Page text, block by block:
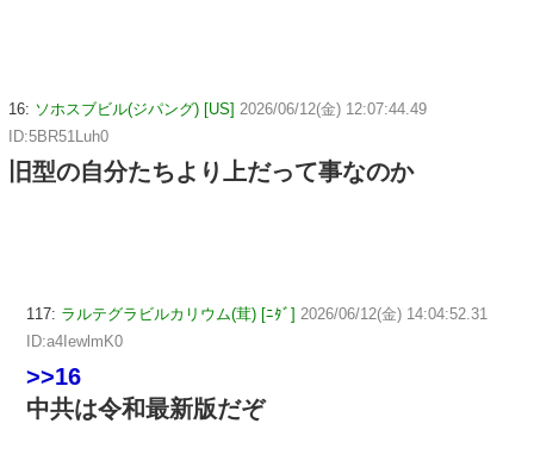
16: ソホスブビル(ジパング) [US] 2026/06/12(金) 12:07:44.49
ID:5BR51Luh0
旧型の自分たちより上だって事なのか
117: ラルテグラビルカリウム(茸) [ﾆﾀﾞ] 2026/06/12(金) 14:04:52.31
ID:a4IewlmK0
>>16
中共は令和最新版だぞ